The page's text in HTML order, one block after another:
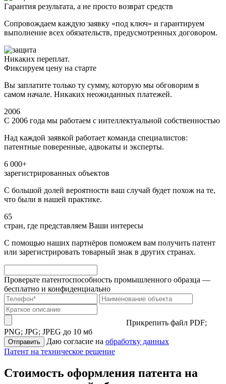
Гарантия результата, а не просто возврат средств
Сопровождаем каждую заявку «под ключ» и гарантируем
выполнение всех обязательств, предусмотренных договором.
Никаких переплат.
Фиксируем цену на старте
Вы заплатите только ту сумму, которую мы обговорим в
самом начале. Никаких неожиданных платежей.
2006
С 2006 года мы работаем с интеллектуальной собственностью
Над каждой заявкой работает команда специалистов:
патентные поверенные, адвокаты и эксперты.
6 000+
зарегистрированных объектов
С большой долей вероятности ваш случай будет похож на те,
что были в нашей практике.
65
стран, где представляем Ваши интересы
С помощью наших партнёров поможем вам получить патент
или зарегистрировать товарный знак в других странах.
Проверьте патентоспособность промышленного образца —
бесплатно и конфиденциально
Прикрепить файл PDF;
PNG; JPG; JPEG до 10 мб
Отправить Даю согласие на обработку данных
Патент на техническое решение
Стоимость оформления патента на